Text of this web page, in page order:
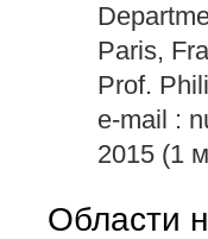
Paris,
Prof.
e-mail :
2015 (1
Области